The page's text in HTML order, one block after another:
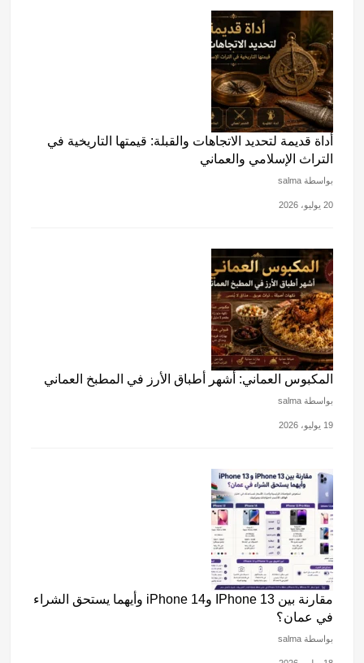
أداة قديمة لتحديد الاتجاهات والقبلة: قيمتها التاريخية في
التراث الإسلامي والعماني
بواسطة salma
20 يوليو، 2026
المكبوس العماني: أشهر أطباق الأرز في المطبخ العماني
بواسطة salma
19 يوليو، 2026
في عمان؟
بواسطة salma
18 يوليو، 2026